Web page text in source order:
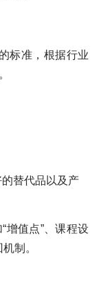
标准，根据行业
替代品以及产
增值点”、课程设
制。